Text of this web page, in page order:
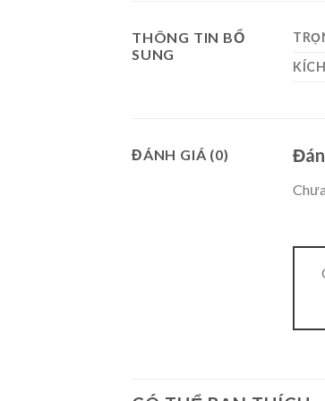
THÔNG TIN BỔ
SUNG
ĐÁNH GIÁ (0)